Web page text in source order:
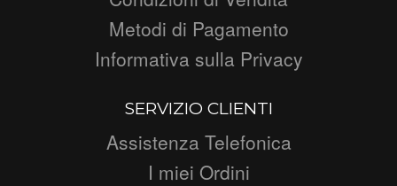
Metodi di Pagamento
Informativa sulla Privacy
SERVIZIO CLIENTI
Assistenza Telefonica
I miei Ordini